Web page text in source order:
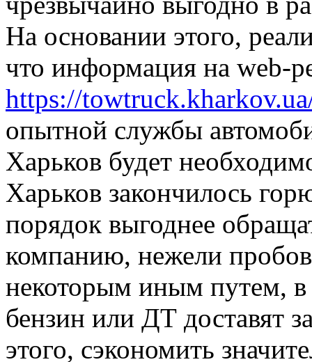
На основании этого,
что информация на web-
https://
опытной службы
Харьков будет
Харьков закончилось
порядок выгоднее
компанию, нежели
некоторым иным путем, в
бензин или ДТ доставят
этого, сэкономить